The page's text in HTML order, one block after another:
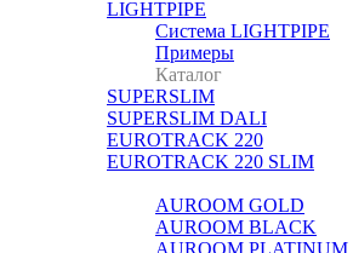
LIGHTPIPE
Система LIGHTPIPE
Примеры
Каталог
SUPERSLIM
SUPERSLIM DALI
EUROTRACK 220
EUROTRACK 220 SLIM
AUROOM GOLD
AUROOM BLACK
AUROOM PLATINUM